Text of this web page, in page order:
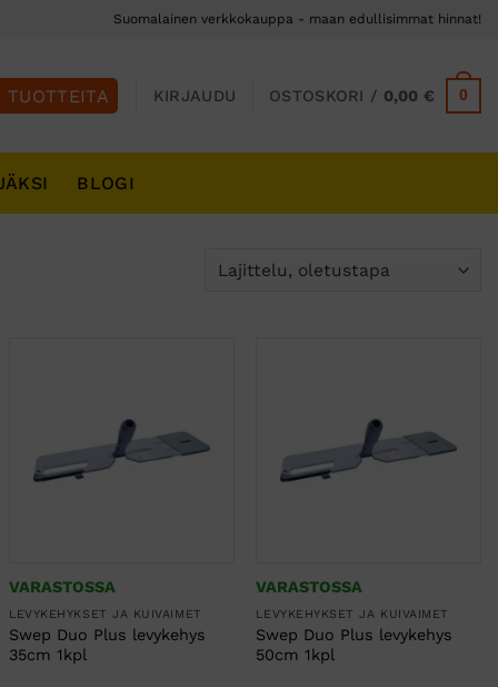
Suomalainen verkkokauppa - maan edullisimmat hinnat!
KIRJAUDU OSTOSKORI / 0,00€ 0
BLOGI
VARASTOSSA
LEVYKEHYKSET JA KUIVAIMET
Swep Duo Plus levykehys
35cm 1kpl
VARASTOSSA
LEVYKEHYKSET JA KUIVAIMET
Swep Duo Plus levykehys
50cm 1kpl